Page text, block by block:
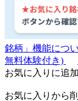
銘柄」機能につ
無料体験付き)
お気に入りに追
お気に入りから